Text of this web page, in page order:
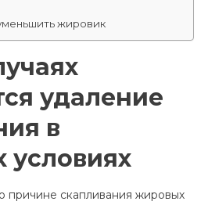
жировик
удаление
в
причине скапливания жировых